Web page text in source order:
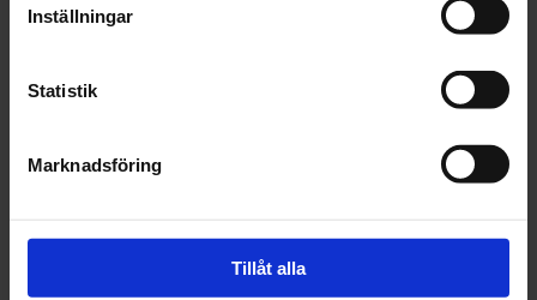
Inställningar
Statistik
Marknadsföring
Tillåt alla